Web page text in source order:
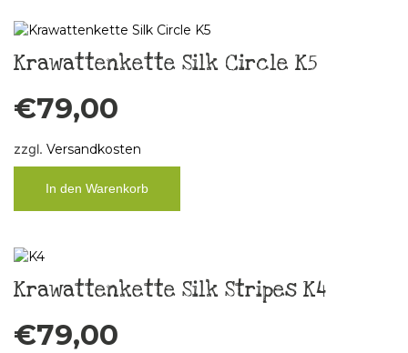
Krawattenkette Silk Circle K5
€79,00
zzgl. Versandkosten
In den Warenkorb
Krawattenkette Silk Stripes K4
€79,00